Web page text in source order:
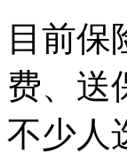
目前保
费、送
不少人